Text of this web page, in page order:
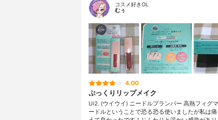
コスメ好きOL
むぅ
4.00
ぷっくりリップメイク
Ui2. (ウイウイ) ニードルプランパー 高熱フィグ
ードルということで恐る恐る使いましたが私は